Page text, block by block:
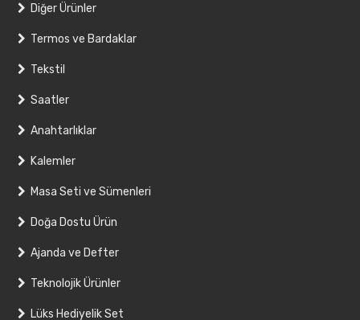
Diğer Ürünler
Termos ve Bardaklar
Tekstil
Saatler
Anahtarlıklar
Kalemler
Masa Seti ve Sümenleri
Doğa Dostu Ürün
Ajanda ve Defter
Teknolojik Ürünler
Lüks Hediyelik Set